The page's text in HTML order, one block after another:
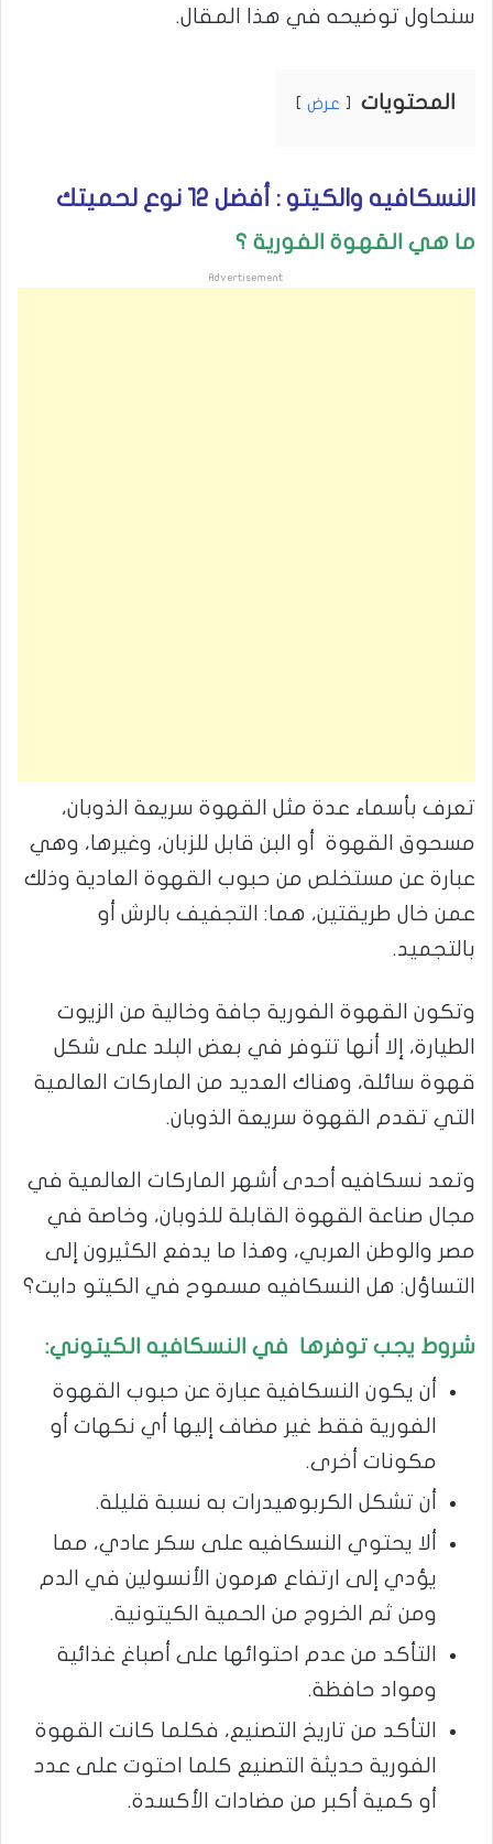
سنحاول توضيحه في هذا المقال.
المحتويات عرض
النسكافيه والكيتو : أفضل 12 نوع لحميتك
ما هي القهوة الفورية ؟
Advertisement
تعرف بأسماء عدة مثل القهوة سريعة الذوبان،
مسحوق القهوة أو البن قابل للزبان، وغيرها، وهي
عبارة عن مستخلص من حبوب القهوة العادية وذلك
عمن خال طريقتين، هما: التجفيف بالرش أو
بالتجميد.
وتكون القهوة الفورية جافة وخالية من الزيوت
الطيارة، إلا أنها تتوفر في بعض البلد على شكل
قهوة سائلة، وهناك العديد من الماركات العالمية
التي تقدم القهوة سريعة الذوبان.
وتعد نسكافيه أحدى أشهر الماركات العالمية في
مجال صناعة القهوة القابلة للذوبان، وخاصة في
مصر والوطن العربي، وهذا ما يدفع الكثيرون إلى
التساؤل: هل النسكافيه مسموح في الكيتو دايت؟
شروط يجب توفرها في النسكافيه الكيتوني:
أن يكون النسكافية عبارة عن حبوب القهوة
الفورية فقط غير مضاف إليها أي نكهات أو
مكونات أخرى.
أن تشكل الكربوهيدرات به نسبة قليلة.
ألا يحتوي النسكافيه على سكر عادي، مما
يؤدي إلى ارتفاع هرمون الأنسولين في الدم
ومن ثم الخروج من الحمية الكيتونية.
التأكد من عدم احتوائها على أصباغ غذائية
ومواد حافظة.
التأكد من تاريخ التصنيع، فكلما كانت القهوة
الفورية حديثة التصنيع كلما احتوت على عدد
أو كمية أكبر من مضادات الأكسدة.